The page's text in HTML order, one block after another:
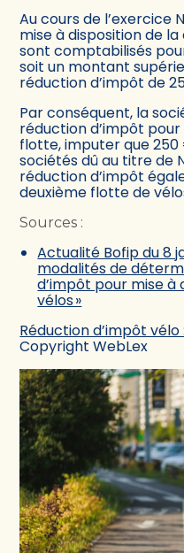
Au cours de l’exercice
mise à disposition de
sont comptabilisés
soit un montant
réduction d’impôt de
Par conséquent, la
réduction d’impôt
flotte, imputer que 250
sociétés dû au titre de
réduction d’impôt
deuxième flotte de
Sources :
Actualité Bofip du 8
modalités de
d’impôt pour mise à
vélos »
Réduction d’impôt vélo
Copyright WebLex